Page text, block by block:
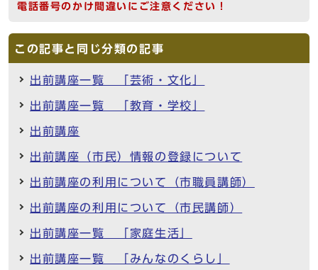
電話番号のかけ間違いにご注意ください！
この記事と同じ分類の記事
出前講座一覧 「芸術・文化」
出前講座一覧 「教育・学校」
出前講座
出前講座（市民）情報の登録について
出前講座の利用について（市職員講師）
出前講座の利用について（市民講師）
出前講座一覧 「家庭生活」
出前講座一覧 「みんなのくらし」